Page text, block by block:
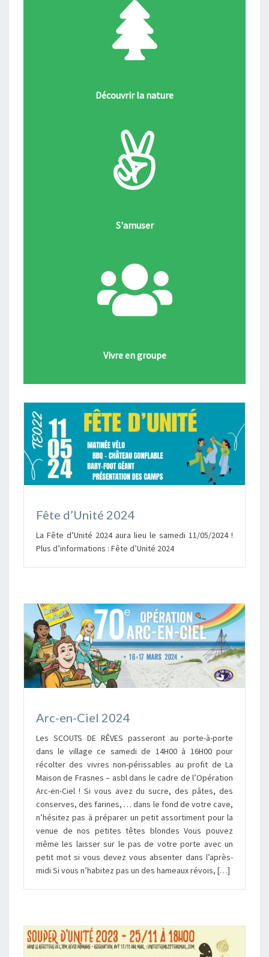
Découvrir la nature
S'amuser
Vivre en groupe
Fête d’Unité 2024
La Fête d’Unité 2024 aura lieu le samedi 11/05/2024 !
Plus d’informations : Fête d’Unité 2024
Arc-en-Ciel 2024
Les SCOUTS DE RÊVES passeront au porte-à-porte
dans le village ce samedi de 14H00 à 16H00 pour
récolter des vivres non-périssables au profit de La
Maison de Frasnes – asbl dans le cadre de l’Opération
Arc-en-Ciel ! Si vous avez du sucre, des pâtes, des
conserves, des farines, … dans le fond de votre cave,
n’hésitez pas à préparer un petit assortiment pour la
venue de nos petites têtes blondes Vous pouvez
même les laisser sur le pas de votre porte avec un
petit mot si vous devez vous absenter dans l’après-
midi Si vous n’habitez pas un des hameaux révois, […]